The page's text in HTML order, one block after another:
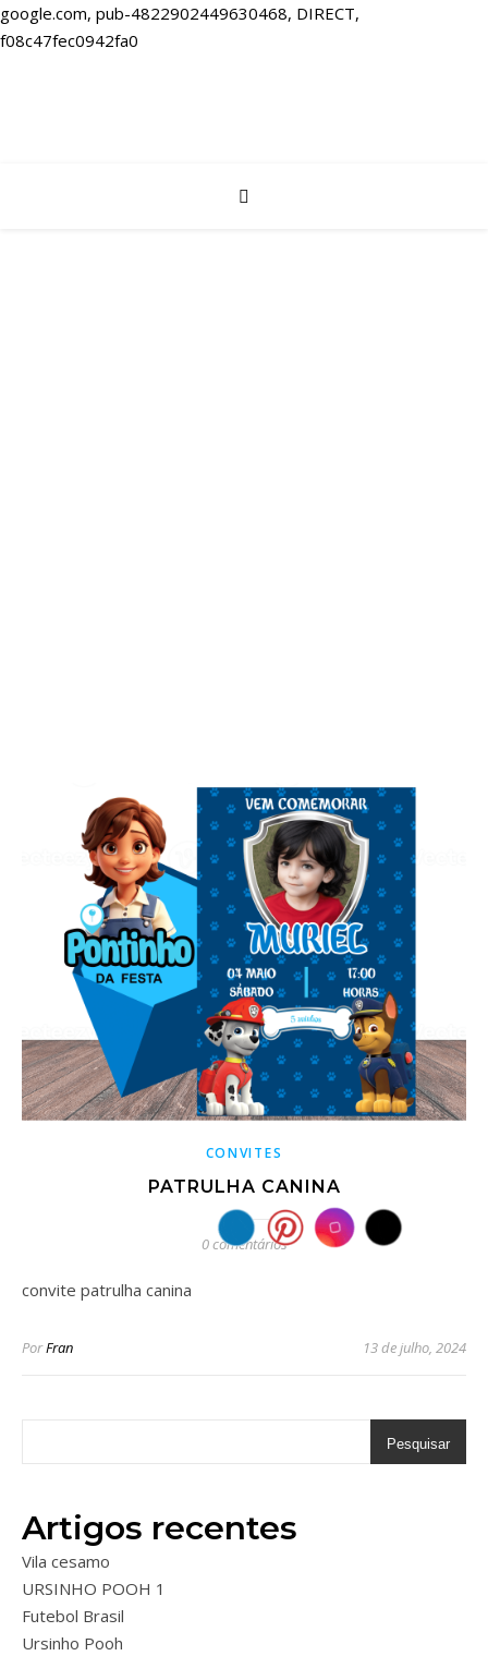
google.com, pub-4822902449630468, DIRECT,
f08c47fec0942fa0
CONVITES
PATRULHA CANINA
0 comentários
convite patrulha canina
PorFran 13 de julho, 2024
Pesquisar
Artigos recentes
Vila cesamo
URSINHO POOH 1
Futebol Brasil
Ursinho Pooh